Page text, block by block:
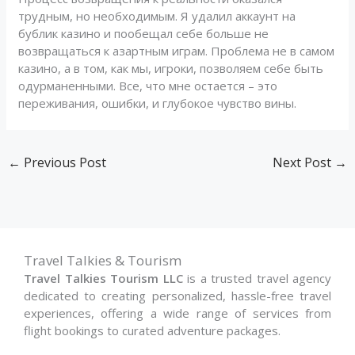
трудным, но необходимым. Я удалил аккаунт на
бублик казино и пообещал себе больше не
возвращаться к азартным играм. Проблема не в самом
казино, а в том, как мы, игроки, позволяем себе быть
одурманенными. Все, что мне остается – это
переживания, ошибки, и глубокое чувство вины.
← Previous Post Next Post →
Travel Talkies & Tourism
Travel Talkies Tourism LLCis a trusted travel agency
dedicated to creating personalized, hassle-free travel
experiences, offering a wide range of services from
flight bookings to curated adventure packages.